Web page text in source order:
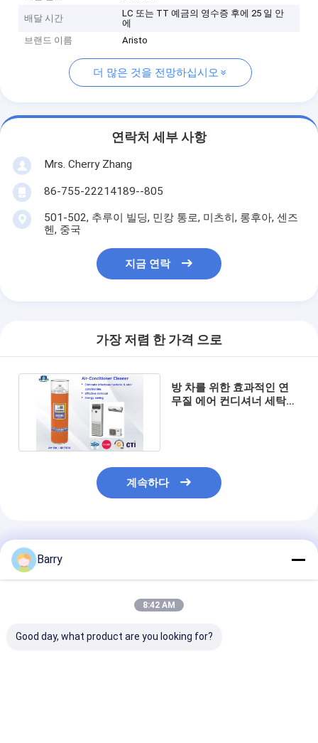
배달 시간
LC 또는 TT 예금의 영수증 후에 25 일 안
에
브랜드 이름
Aristo
더 많은 것을 전망하십시오
연락처 세부 사항
Mrs. Cherry Zhang
86-755-22214189--805
501-502, 추루이 빌딩, 민캉 통로, 미츠히, 롱후아, 센즈
헨, 중국
지금 연락
가장 저렴 한 가격 으로
방 차를 위한 효과적인 연
무질 에어 컨디셔너 세탁기
계속하다
추천된 제품
Barry
8:42 AM
Good day, what product are you looking for?